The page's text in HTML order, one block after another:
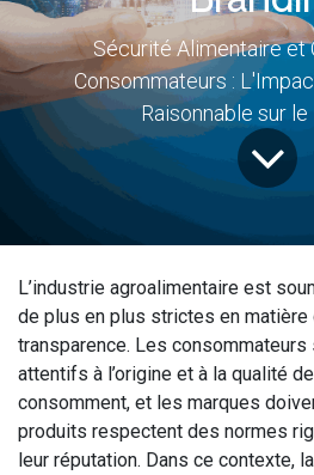
Sécurité Alimentaire et
Consommateurs :
Raisonnable sur le
L’industrie agroalimentaire est
de plus en plus strictes en
transparence. Les
attentifs à l’origine et à la qualité
consomment, et les marques
produits respectent des normes
leur réputation. Dans ce contexte,